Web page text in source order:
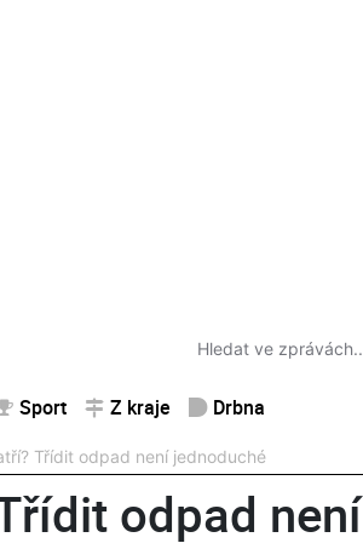
Sport Z kraje Drbna
Třídit odpad není jednoduché
odpad není